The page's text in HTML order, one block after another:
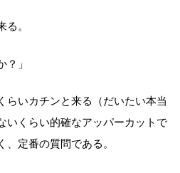
。
」
いカチンと来る（だいたい本当
いくらい的確なアッパーカットで
定番の質問である。